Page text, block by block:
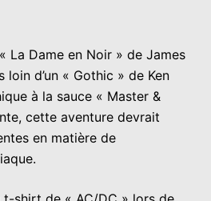
La Dame en Noir » de James
loin d’un « Gothic » de Ken
à la sauce « Master &
cette aventure devrait
en matière de